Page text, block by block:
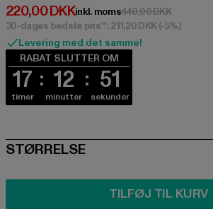
220,00 DKK
Nuværende pris: 220,00 DKK
inkl. moms440,00 DKK
30-dages bedste pris**: 211,20 DKK(-5%)
Levering med det samme!
RABAT SLUTTER OM
17
timer
12
minutter
50
sekunder
SIZE
STØRRELSE
TILFØJ TIL KURV